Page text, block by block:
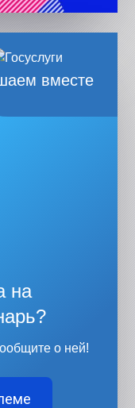
вместе
на
о ней!